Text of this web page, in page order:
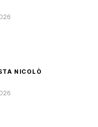
NICOLÒ